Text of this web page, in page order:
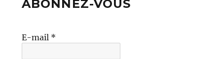
ABONNEZ-VOUS
E-mail *